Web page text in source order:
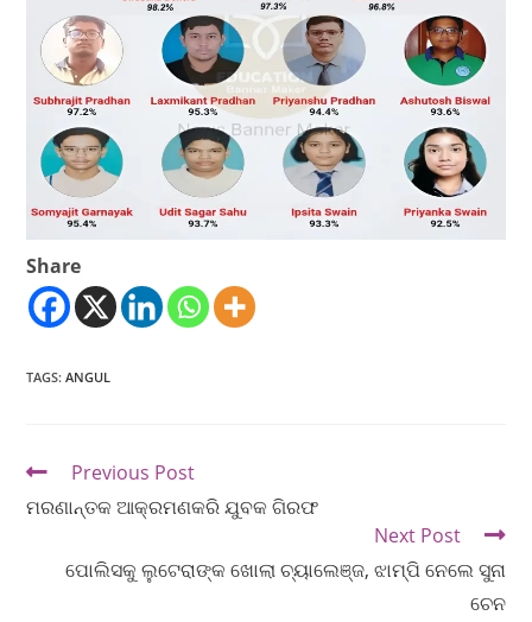
Share
TAGS:ANGUL
Previous Post
ମରଣାନ୍ତକ ଆକ୍ରମଣକରି ଯୁବକ ଗିରଫ
Next Post
ପୋଲିସକୁ ଲୁଟେରାଙ୍କ ଖୋଲା ଚ୍ୟାଲେଞ୍ଜ, ଝାମ୍ପି ନେଲେ ସୁନା
ଚେନ